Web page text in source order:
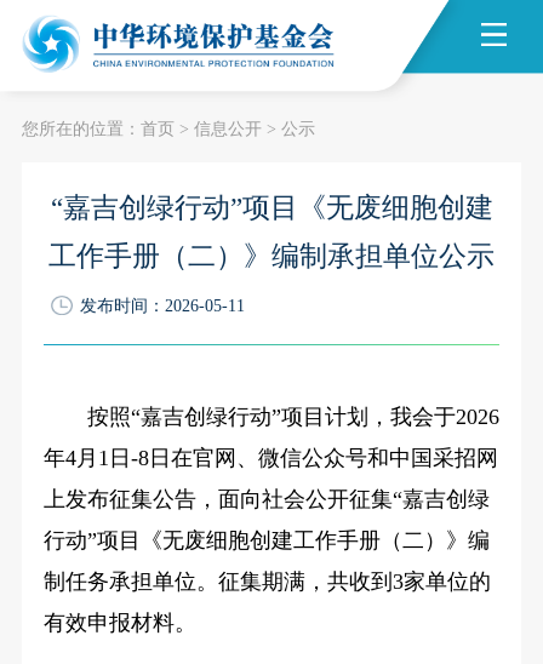
您所在的位置： 首页> 信息公开> 公示
“嘉吉创绿行动”项目《无废细胞创建
工作手册（二）》编制承担单位公示
发布时间：2026-05-11
按照“嘉吉创绿行动”项目计划，我会于2026
年4月1日-8日在官网、微信公众号和中国采招网
上发布征集公告，面向社会公开征集“嘉吉创绿
行动”项目《无废细胞创建工作手册（二）》编
制任务承担单位。征集期满，共收到3家单位的
有效申报材料。